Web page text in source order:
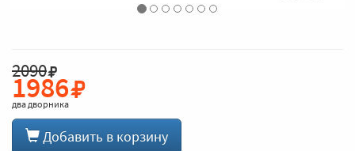
2090
1986
два дворника
Добавить в корзину